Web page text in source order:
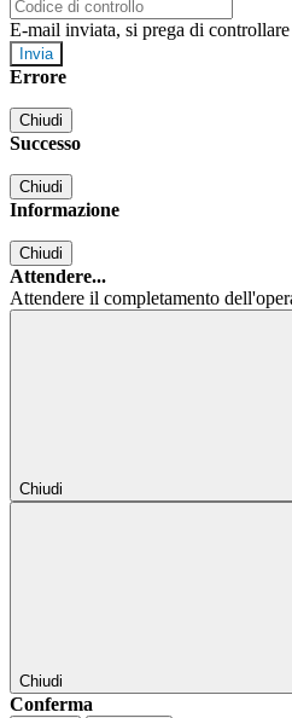
E-mail inviata, si prega di
Errore
Chiudi
Successo
Chiudi
Informazione
Chiudi
Attendere...
Attendere il completamento
Chiudi
Chiudi
Conferma